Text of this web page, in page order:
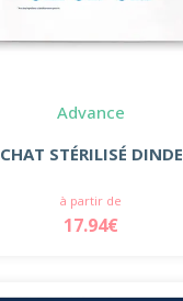
Advance
CHAT STÉRILISÉ DINDE
à partir de
17.94€